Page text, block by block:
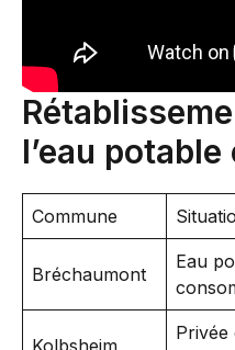
l’eau
Commune
Bréchaumont
Eau
Kolbsheim
Privée